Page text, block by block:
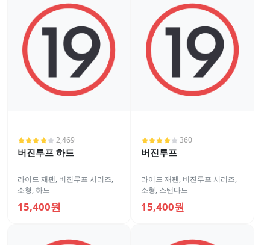
2,469
버진루프 하드
라이드 재팬, 버진루프 시리즈,
소형,하드
15,400원
360
버진루프
라이드 재팬, 버진루프 시리즈,
소형, 스탠다드
15,400원